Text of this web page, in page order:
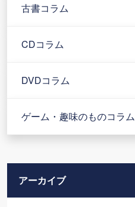
古書コラム
CDコラム
DVDコラム
ゲーム・趣味のものコラム
アーカイブ